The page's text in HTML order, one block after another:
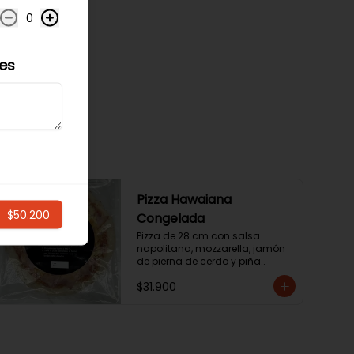
Pizza Hawaiana
Congelada
Pizza de 28 cm con salsa
napolitana, mozzarella, jamón
de pierna de cerdo y piña..
$31.900
0
$50.200